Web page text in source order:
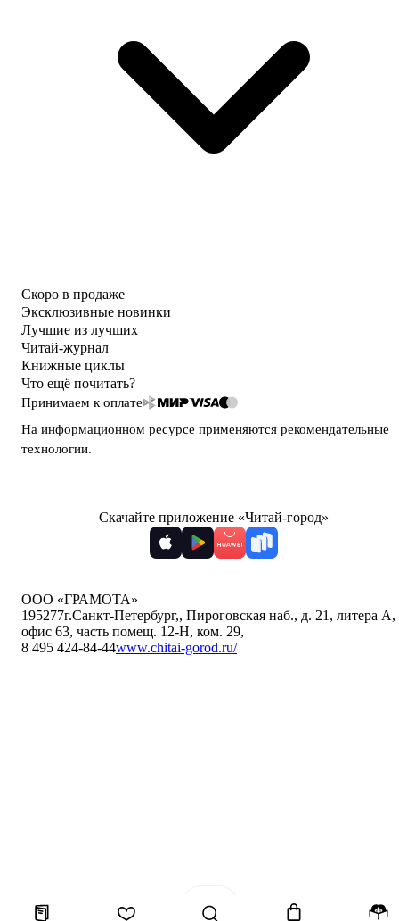
Скоро в продаже
Эксклюзивные новинки
Лучшие из лучших
Читай-журнал
Книжные циклы
Что ещё почитать?
Принимаем к оплате
На информационном ресурсе применяются рекомендательные
технологии.
Скачайте приложение «Читай-город»
ООО «ГРАМОТА»
195277г.Санкт-Петербург,, Пироговская наб., д. 21, литера А,
офис 63, часть помещ. 12-Н, ком. 29,
8 495 424-84-44www.chitai-gorod.ru/